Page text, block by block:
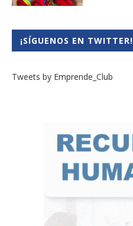
¡SÍGUENOS EN TWITTER!
Tweets by Emprende_Club